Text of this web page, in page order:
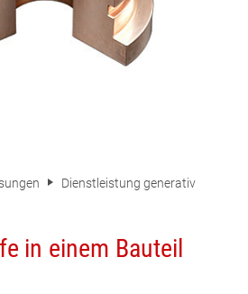
Dienstleistung generativ
in einem Bauteil